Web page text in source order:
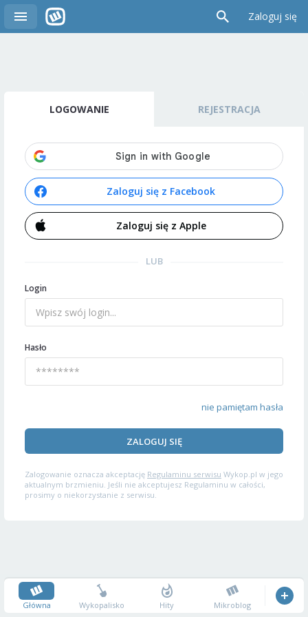
Zaloguj się
LOGOWANIE REJESTRACJA
Zaloguj się z Facebook
Zaloguj się z Apple
LUB
Login
Hasło
nie pamiętam hasła
ZALOGUJ SIĘ
Zalogowanie oznacza akceptację Regulaminu serwisu Wykop.pl w jego
aktualnym brzmieniu. Jeśli nie akceptujesz Regulaminu w całości,
prosimy o niekorzystanie z serwisu.
Główna Wykopalisko Hity Mikroblog